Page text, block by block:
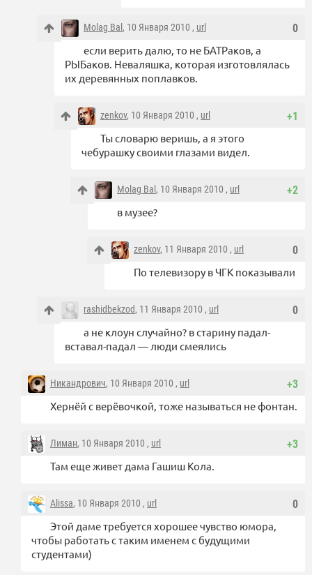
0
Molag Bal , 10 Января 2010 , url
если верить далю, то не БАТРаков, а
РЫБаков. Неваляшка, которая изготовлялась
их деревянных поплавков.
+1
zenkov, 10 Января 2010 , url
Ты словарю веришь, а я этого
чебурашку своими глазами видел.
+2
Molag Bal , 10 Января 2010 , url
в музее?
0
zenkov, 11 Января 2010 , url
По телевизору в ЧГК показывали
0
rashidbekzod, 11 Января 2010 , url
а не клоун случайно? в старину падал-
вставал-падал — люди смеялись
+3
Никандрович, 10 Января 2010 , url
Хернёй с верёвочкой, тоже называться не фонтан.
+3
Лиман, 10 Января 2010 , url
Там еще живет дама Гашиш Кола.
0
Alissa, 10 Января 2010 , url
Этой даме требуется хорошее чувство юмора,
чтобы работать с таким именем с будущими
студентами)